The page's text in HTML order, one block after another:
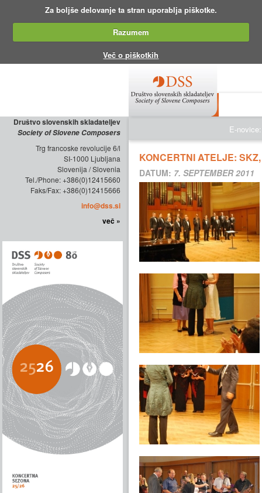
Za boljše delovanje ta stran uporablja piškotke.
Razumem
Več o piškotkih
Društvo slovenskih skladateljev
Society of Slovene Composers
Trg francoske revolucije 6/l
SI-1000 Ljubljana
Slovenija / Slovenia
Tel./Phone: +386(0)12415660
Faks/Fax: +386(0)12415666
info@dss.si
več »
E-novice:
KONCERTNI ATELJE:
DATUM: 7. SEPTEMBER 2011